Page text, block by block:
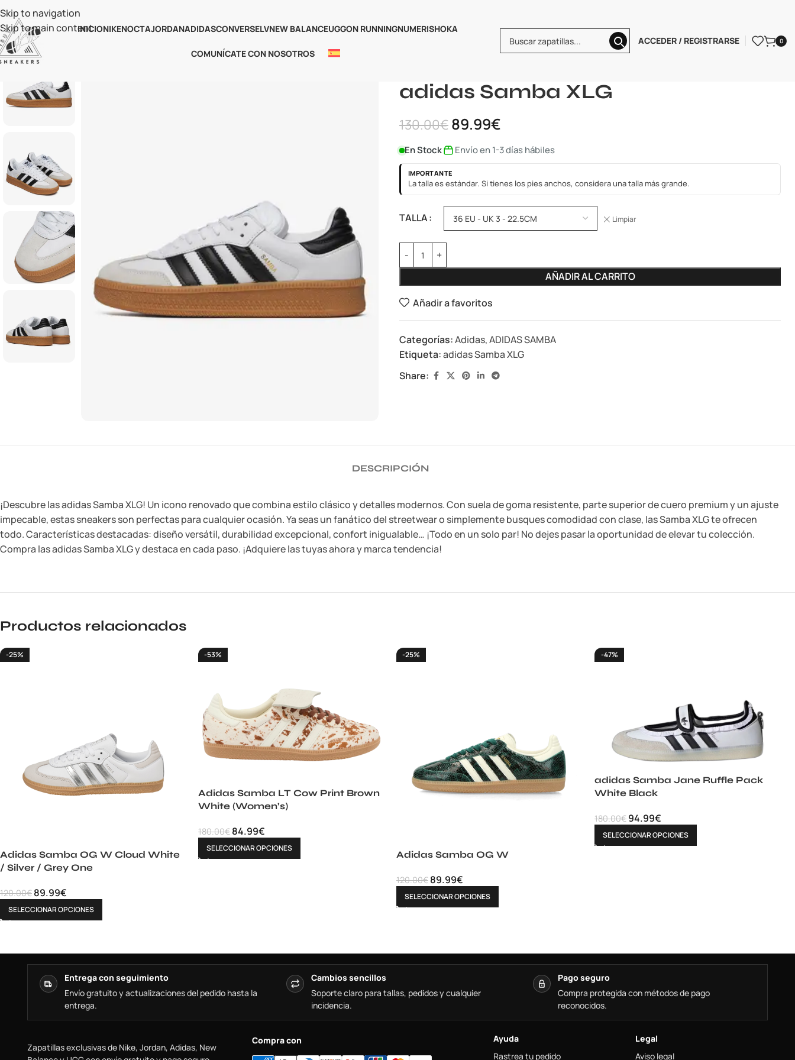
Skip to navigation
Skip to main content
INICIONIKENOCTAJORDANADIDASCONVERSELVNEW BALANCEUGGON RUNNINGNUMERISHOKA
COMUNÍCATE CON NOSOTROS
ACCEDER / REGISTRARSE 0
adidas Samba XLG
130.00€89.99€
En Stock Envío en 1-3 días hábiles
IMPORTANTE
La talla es estándar. Si tienes los pies anchos, considera una talla más grande.
TALLA Limpiar
AÑADIR AL CARRITO
Añadir a favoritos
Categorías:Adidas,ADIDAS SAMBA
Etiqueta:adidas Samba XLG
Share:
DESCRIPCIÓN
¡Descubre las adidas Samba XLG! Un icono renovado que combina estilo clásico y detalles modernos. Con suela de goma resistente, parte superior de cuero premium y un ajuste
impecable, estas sneakers son perfectas para cualquier ocasión. Ya seas un fanático del streetwear o simplemente busques comodidad con clase, las Samba XLG te ofrecen
todo. Características destacadas: diseño versátil, durabilidad excepcional, confort inigualable… ¡Todo en un solo par! No dejes pasar la oportunidad de elevar tu colección.
Compra las adidas Samba XLG y destaca en cada paso. ¡Adquiere las tuyas ahora y marca tendencia!
Productos relacionados
-25%
Adidas Samba OG W Cloud White
/ Silver / Grey One
120.00€ 89.99€
SELECCIONAR OPCIONES
-53%
Adidas Samba LT Cow Print Brown
White (Women’s)
180.00€ 84.99€
SELECCIONAR OPCIONES
-25%
Adidas Samba OG W
120.00€ 89.99€
SELECCIONAR OPCIONES
-47%
adidas Samba Jane Ruffle Pack
White Black
180.00€ 94.99€
SELECCIONAR OPCIONES
Entrega con seguimiento
Envío gratuito y actualizaciones del pedido hasta la
entrega.
Cambios sencillos
Soporte claro para tallas, pedidos y cualquier
incidencia.
Pago seguro
Compra protegida con métodos de pago
reconocidos.
Zapatillas exclusivas de Nike, Jordan, Adidas, New
Compra con
Ayuda
Rastrea tu pedido
Legal
Aviso legal